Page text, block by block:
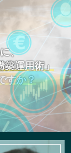
力」
すか？
、
運用術」
、
た会社」
張って
創出する。
ィング